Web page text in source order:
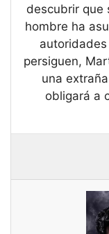
descubrir que
hombre ha
persiguen,
una
obligará a